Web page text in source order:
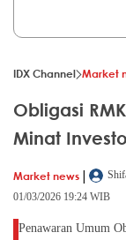
IDX Channel Market
Obligasi
Minat
Market news |
01/03/2026 19:24 WIB
Penawaran Umum